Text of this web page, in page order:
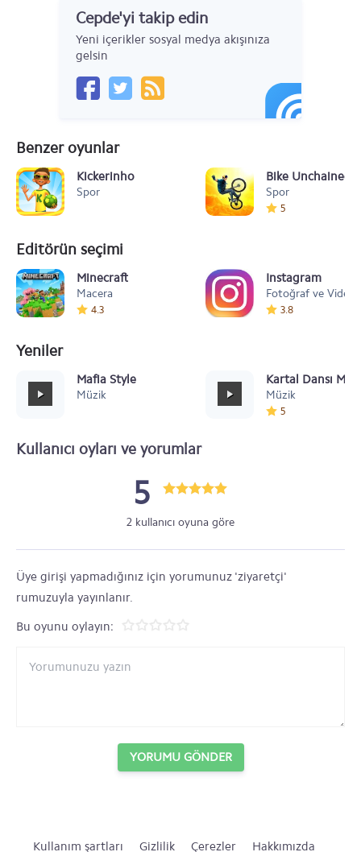
Cepde'yi takip edin
Yeni içerikler sosyal medya akışınıza
gelsin
Benzer oyunlar
Kickerinho
Spor
Bike Unchained 2
Spor
5
Editörün seçimi
Minecraft
Macera
4.3
Instagram
Fotoğraf ve Video
3.8
Yeniler
Mafia Style
Müzik
Kartal Dansı
Müzik
5
Kullanıcı oyları ve yorumlar
5
2 kullanıcı oyuna göre
Üye girişi yapmadığınız için yorumunuz 'ziyaretçi'
rumuzuyla yayınlanır.
Bu oyunu oylayın:
YORUMU GÖNDER
Kullanım şartları Gizlilik Çerezler Hakkımızda